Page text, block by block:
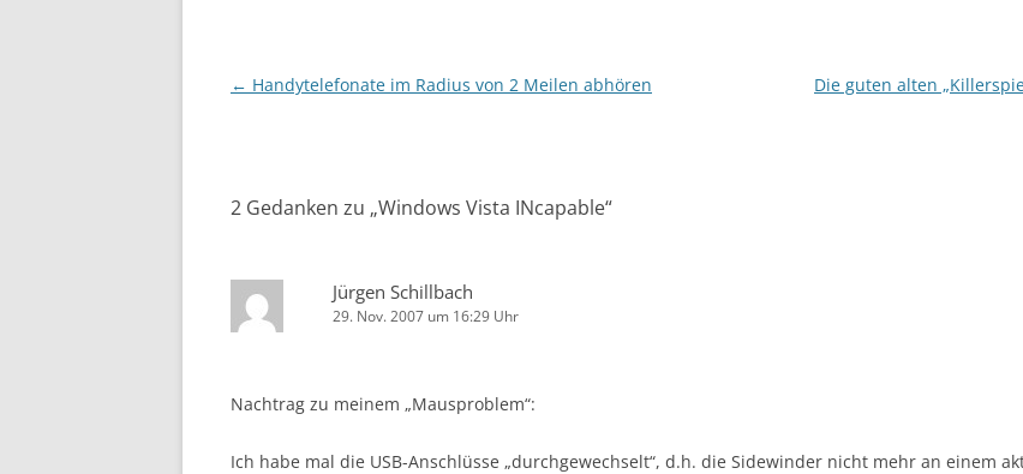
Beitragsnavigation
← Handytelefonate im Radius von 2 Meilen abhören
Die guten alten
2 Gedanken zu „Windows Vista INcapable“
Jürgen Schillbach
29. Nov. 2007 um 16:29 Uhr
Nachtrag zu meinem „Mausproblem“:
Ich habe mal die USB-Anschlüsse „durchgewechselt“, d.h. die Sidewinder nicht mehr an einem